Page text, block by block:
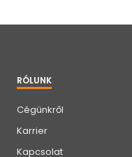
RÓLUNK
Cégünkről
Karrier
Kapcsolat